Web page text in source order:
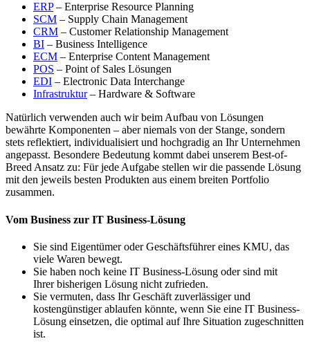
ERP– Enterprise Resource Planning
SCM – Supply Chain Management
CRM – Customer Relationship Management
BI – Business Intelligence
ECM – Enterprise Content Management
POS – Point of Sales Lösungen
EDI – Electronic Data Interchange
Infrastruktur– Hardware & Software
Natürlich verwenden auch wir beim Aufbau von Lösungen
bewährte Komponenten – aber niemals von der Stange, sondern
stets reflektiert, individualisiert und hochgradig an Ihr Unternehmen
angepasst. Besondere Bedeutung kommt dabei unserem Best-of-
Breed Ansatz zu: Für jede Aufgabe stellen wir die passende Lösung
mit den jeweils besten Produkten aus einem breiten Portfolio
zusammen.
Vom Business zur IT Business-Lösung
Sie sind Eigentümer oder Geschäftsführer eines KMU, das
viele Waren bewegt.
Sie haben noch keine IT Business-Lösung oder sind mit
Ihrer bisherigen Lösung nicht zufrieden.
Sie vermuten, dass Ihr Geschäft zuverlässiger und
kostengünstiger ablaufen könnte, wenn Sie eine IT Business-
Lösung einsetzen, die optimal auf Ihre Situation zugeschnitten
ist.